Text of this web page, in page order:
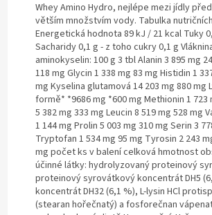
Whey Amino Hydro, nejlépe mezi jídly
větším množstvím vody. Tabulka
Energetická hodnota 89 kJ / 21 kcal Tuky
Sacharidy 0,1 g - z toho cukry 0,1 g
aminokyselin: 100 g 3 tbl Alanin 3 895 mg
118 mg Glycin 1 338 mg 83 mg Histidin 1
mg Kyselina glutamová 14 203 mg 880 mg
formě* *9686 mg *600 mg Methionin 1 723
5 382 mg 333 mg Leucin 8 519 mg 528 mg
1 144 mg Prolin 5 003 mg 310 mg Serin 3
Tryptofan 1 534 mg 95 mg Tyrosin 2 243
mg počet ks v balení celková hmotnost
účinné látky: hydrolyzovaný proteinový
proteinový syrovátkový koncentrát DH5
koncentrát DH32 (6,1 %), L-lysin HCl
(stearan hořečnatý) a fosforečnan